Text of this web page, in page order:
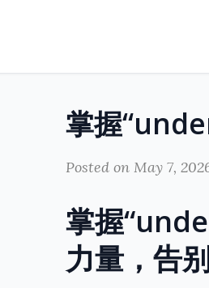
Posted on May 7,
掌握
力量，告